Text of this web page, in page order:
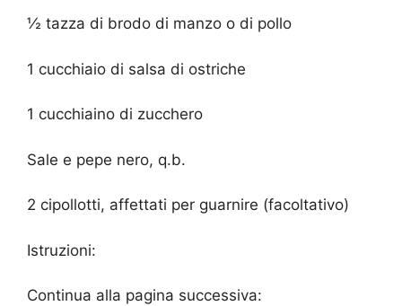
½ tazza di brodo di manzo o di pollo
1 cucchiaio di salsa di ostriche
1 cucchiaino di zucchero
Sale e pepe nero, q.b.
2 cipollotti, affettati per guarnire (facoltativo)
Istruzioni:
Continua alla pagina successiva: